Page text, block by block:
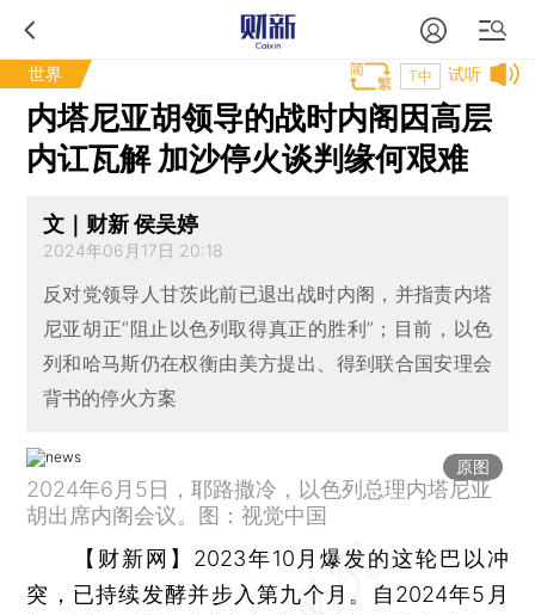
世界 试听
T中
内塔尼亚胡领导的战时内阁因高层
内讧瓦解 加沙停火谈判缘何艰难
文｜财新 侯吴婷
2024年06月17日 20:18
反对党领导人甘茨此前已退出战时内阁，并指责内塔
尼亚胡正“阻止以色列取得真正的胜利”；目前，以色
列和哈马斯仍在权衡由美方提出、得到联合国安理会
背书的停火方案
原图
2024年6月5日，耶路撒冷，以色列总理内塔尼亚
胡出席内阁会议。图：视觉中国
【财新网】 2023年10月爆发的这轮巴以冲
突，已持续发酵并步入第九个月。自2024年5月